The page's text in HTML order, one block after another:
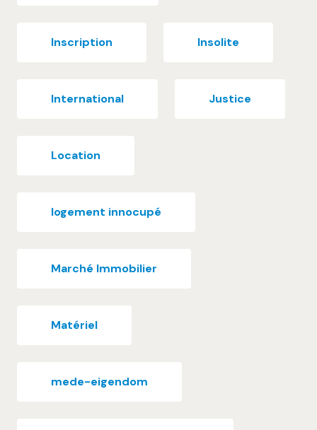
Inscription Insolite
International Justice
Location
logement innocupé
Marché Immobilier
Matériel
mede-eigendom